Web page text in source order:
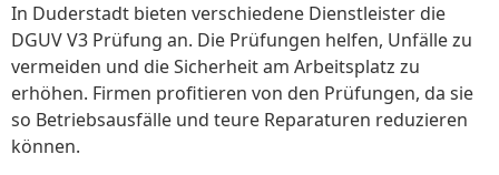
In Duderstadt bieten verschiedene Dienstleister die
DGUV V3 Prüfung an. Die Prüfungen helfen, Unfälle zu
vermeiden und die Sicherheit am Arbeitsplatz zu
erhöhen. Firmen profitieren von den Prüfungen, da sie
so Betriebsausfälle und teure Reparaturen reduzieren
können.